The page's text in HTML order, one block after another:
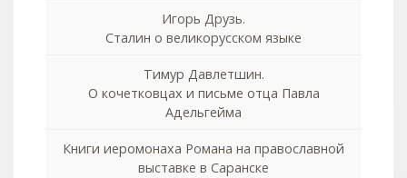
Игорь Друзь.
Сталин о великорусском языке
Тимур Давлетшин.
О кочетковцах и письме отца Павла
Адельгейма
Книги иеромонаха Романа на православной
выставке в Саранске